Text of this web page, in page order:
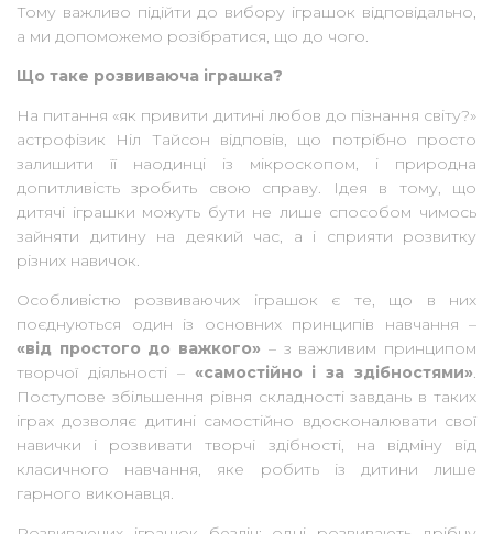
Тому важливо підійти до вибору іграшок відповідально,
а ми допоможемо розібратися, що до чого.
Що таке розвиваюча іграшка?
На питання «як привити дитині любов до пізнання світу?»
астрофізик Ніл Тайсон відповів, що потрібно просто
залишити її наодинці із мікроскопом, і природна
допитливість зробить свою справу. Ідея в тому, що
дитячі іграшки можуть бути не лише способом чимось
зайняти дитину на деякий час, а і сприяти розвитку
різних навичок.
Особливістю розвиваючих іграшок є те, що в них
поєднуються один із основних принципів навчання –
«від простого до важкого» – з важливим принципом
творчої діяльності – «самостійно і за здібностями».
Поступове збільшення рівня складності завдань в таких
іграх дозволяє дитині самостійно вдосконалювати свої
навички і розвивати творчі здібності, на відміну від
класичного навчання, яке робить із дитини лише
гарного виконавця.